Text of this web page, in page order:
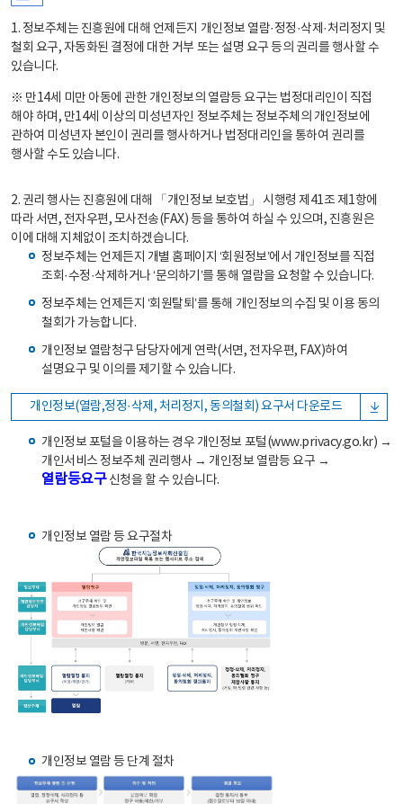
1. 정보주체는 진흥원에 대해 언제든지 개인정보 열람·정정·삭제·처리정지 및
철회 요구, 자동화된 결정에 대한 거부 또는 설명 요구 등의 권리를 행사할 수
있습니다.
※ 만14세 미만 아동에 관한 개인정보의 열람등 요구는 법정대리인이 직접
해야 하며, 만14세 이상의 미성년자인 정보주체는 정보주체의 개인정보에
관하여 미성년자 본인이 권리를 행사하거나 법정대리인을 통하여 권리를
행사할 수도 있습니다.
2. 권리 행사는 진흥원에 대해 「개인정보 보호법」 시행령 제41조 제1항에
따라 서면, 전자우편, 모사전송(FAX) 등을 통하여 하실 수 있으며, 진흥원은
이에 대해 지체없이 조치하겠습니다.
정보주체는 언제든지 개별 홈페이지 ‘회원정보’에서 개인정보를 직접
조회·수정·삭제하거나 ‘문의하기’를 통해 열람을 요청할 수 있습니다.
정보주체는 언제든지 ‘회원탈퇴’를 통해 개인정보의 수집 및 이용 동의
철회가 가능합니다.
개인정보 열람청구 담당자에게 연락(서면, 전자우편, FAX)하여
설명요구 및 이의를 제기할 수 있습니다.
개인정보(열람,정정·삭제, 처리정지, 동의철회) 요구서 다운로드
개인정보 포털을 이용하는 경우 개인정보 포털(www.privacy.go.kr) →
개인서비스 정보주체 권리행사 → 개인정보 열람등 요구 →
열람등요구신청을 할 수 있습니다.
개인정보 열람 등 요구절차
개인정보 열람 등 단계 절차